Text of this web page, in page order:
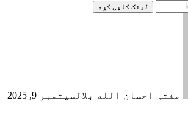
لینک کاپی کړه
مفتی احسان الله بلال سپتمبر 9, 2025